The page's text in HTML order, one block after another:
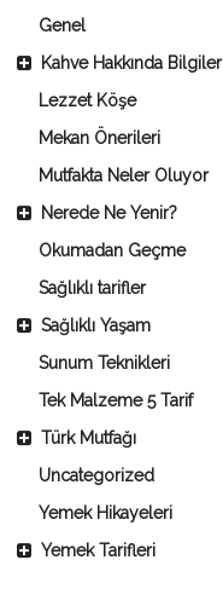
Genel
Kahve Hakkında Bilgiler
Lezzet Köşe
Mekan Önerileri
Mutfakta Neler Oluyor
Nerede Ne Yenir?
Okumadan Geçme
Sağlıklı tarifler
Sağlıklı Yaşam
Sunum Teknikleri
Tek Malzeme 5 Tarif
Türk Mutfağı
Uncategorized
Yemek Hikayeleri
Yemek Tarifleri